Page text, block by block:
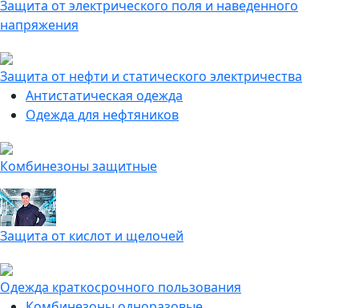
Защита от электрического поля и наведенного
напряжения
Защита от нефти и статического электричества
Антистатическая одежда
Одежда для нефтяников
Комбинезоны защитные
Защита от кислот и щелочей
Одежда краткосрочного пользования